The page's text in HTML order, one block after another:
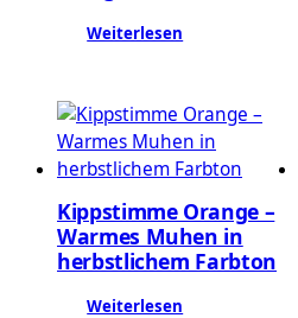
Weiterlesen
Kippstimme Orange –
Warmes Muhen in
herbstlichem Farbton
Weiterlesen